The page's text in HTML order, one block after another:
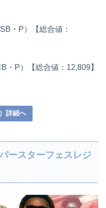
・P）【総合値：
P）【総合値：12,809】
詳細へ
ースターフェスレジ